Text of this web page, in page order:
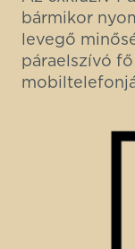
bármikor
levegő
páraelszívó